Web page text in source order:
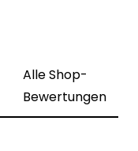
Alle Shop-
Bewertungen